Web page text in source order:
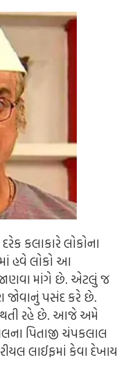
કલાકારે લોકોના
હવે લોકો આ
માંગે છે. એટલું જ
જોવાનું પસંદ કરે છે.
થતી રહે છે. આજે અમે
પિતાજી ચંપકલાલ
લાઈફમાં કેવા દેખાય